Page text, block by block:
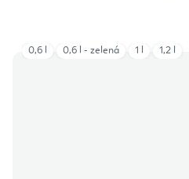
0,6 l 0,6 l - zelená 1 l 1,2 l